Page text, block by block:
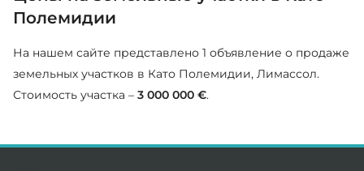
Полемидии
На нашем сайте представлено 1 объявление о продаже
земельных участков в Като Полемидии, Лимассол.
Стоимость участка – 3 000 000 €.